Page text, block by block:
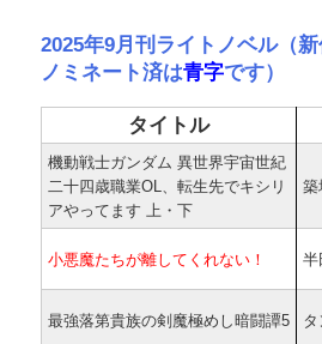
2025年9月刊ライトノベル（
ノミネート済は青字です）
タイトル
機動戦士ガンダム 異世界宇宙世紀
二十四歳職業OL、転生先でキシリ
アやってます 上・下
築
小悪魔たちが離してくれない！ 半
最強落第貴族の剣魔極めし暗闘譚5